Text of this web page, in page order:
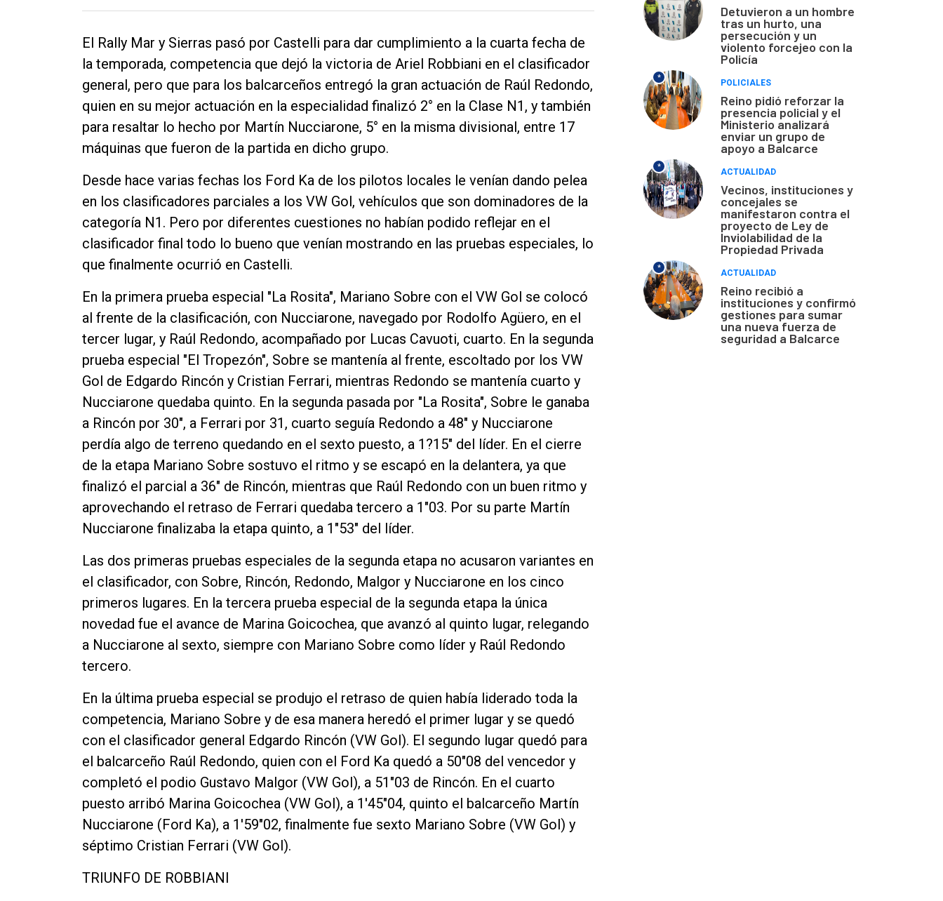
Deportes
Fúnebres
Nosotros
Contacto
El Rally Mar y Sierras pasó por Castelli para dar cumplimiento a la cuarta fecha de
la temporada, competencia que dejó la victoria de Ariel Robbiani en el clasificador
general, pero que para los balcarceños entregó la gran actuación de Raúl Redondo,
quien en su mejor actuación en la especialidad finalizó 2° en la Clase N1, y también
para resaltar lo hecho por Martín Nucciarone, 5° en la misma divisional, entre 17
máquinas que fueron de la partida en dicho grupo.
Desde hace varias fechas los Ford Ka de los pilotos locales le venían dando pelea
en los clasificadores parciales a los VW Gol, vehículos que son dominadores de la
categoría N1. Pero por diferentes cuestiones no habían podido reflejar en el
clasificador final todo lo bueno que venían mostrando en las pruebas especiales, lo
que finalmente ocurrió en Castelli.
En la primera prueba especial "La Rosita", Mariano Sobre con el VW Gol se colocó
al frente de la clasificación, con Nucciarone, navegado por Rodolfo Agüero, en el
tercer lugar, y Raúl Redondo, acompañado por Lucas Cavuoti, cuarto. En la segunda
prueba especial "El Tropezón", Sobre se mantenía al frente, escoltado por los VW
Gol de Edgardo Rincón y Cristian Ferrari, mientras Redondo se mantenía cuarto y
Nucciarone quedaba quinto. En la segunda pasada por "La Rosita", Sobre le ganaba
a Rincón por 30", a Ferrari por 31, cuarto seguía Redondo a 48" y Nucciarone
perdía algo de terreno quedando en el sexto puesto, a 1?15" del líder. En el cierre
de la etapa Mariano Sobre sostuvo el ritmo y se escapó en la delantera, ya que
finalizó el parcial a 36" de Rincón, mientras que Raúl Redondo con un buen ritmo y
aprovechando el retraso de Ferrari quedaba tercero a 1"03. Por su parte Martín
Nucciarone finalizaba la etapa quinto, a 1"53" del líder.
Las dos primeras pruebas especiales de la segunda etapa no acusaron variantes en
el clasificador, con Sobre, Rincón, Redondo, Malgor y Nucciarone en los cinco
primeros lugares. En la tercera prueba especial de la segunda etapa la única
novedad fue el avance de Marina Goicochea, que avanzó al quinto lugar, relegando
a Nucciarone al sexto, siempre con Mariano Sobre como líder y Raúl Redondo
tercero.
En la última prueba especial se produjo el retraso de quien había liderado toda la
competencia, Mariano Sobre y de esa manera heredó el primer lugar y se quedó
con el clasificador general Edgardo Rincón (VW Gol). El segundo lugar quedó para
el balcarceño Raúl Redondo, quien con el Ford Ka quedó a 50"08 del vencedor y
completó el podio Gustavo Malgor (VW Gol), a 51"03 de Rincón. En el cuarto
puesto arribó Marina Goicochea (VW Gol), a 1'45"04, quinto el balcarceño Martín
Nucciarone (Ford Ka), a 1'59"02, finalmente fue sexto Mariano Sobre (VW Gol) y
séptimo Cristian Ferrari (VW Gol).
TRIUNFO DE ROBBIANI
Detuvieron a un hombre
tras un hurto, una
persecución y un
violento forcejeo con la
Policía
*
POLICIALES
Reino pidió reforzar la
presencia policial y el
Ministerio analizará
enviar un grupo de
apoyo a Balcarce
*
ACTUALIDAD
Vecinos, instituciones y
concejales se
manifestaron contra el
proyecto de Ley de
Inviolabilidad de la
Propiedad Privada
*
ACTUALIDAD
Reino recibió a
instituciones y confirmó
gestiones para sumar
una nueva fuerza de
seguridad a Balcarce